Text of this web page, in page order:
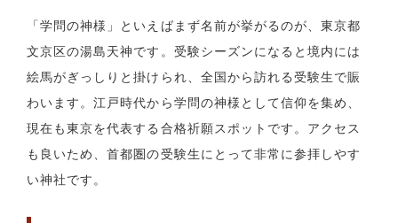
「学問の神様」といえばまず名前が挙がるのが、東京都
文京区の湯島天神です。受験シーズンになると境内には
絵馬がぎっしりと掛けられ、全国から訪れる受験生で賑
わいます。江戸時代から学問の神様として信仰を集め、
現在も東京を代表する合格祈願スポットです。アクセス
も良いため、首都圏の受験生にとって非常に参拝しやす
い神社です。